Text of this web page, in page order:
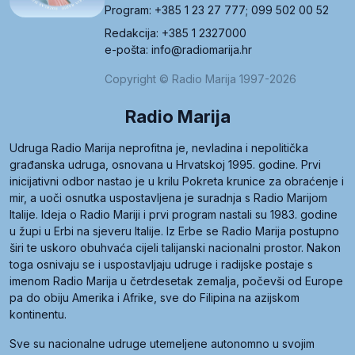
Program: +385 1 23 27 777; 099 502 00 52
Redakcija: +385 1 2327000
e-pošta: info@radiomarija.hr
Copyright © Radio Marija 1997-2026
Radio Marija
Udruga Radio Marija neprofitna je, nevladina i nepolitička
građanska udruga, osnovana u Hrvatskoj 1995. godine. Prvi
inicijativni odbor nastao je u krilu Pokreta krunice za obraćenje i
mir, a uoči osnutka uspostavljena je suradnja s Radio Marijom
Italije. Ideja o Radio Mariji i prvi program nastali su 1983. godine
u župi u Erbi na sjeveru Italije. Iz Erbe se Radio Marija postupno
širi te uskoro obuhvaća cijeli talijanski nacionalni prostor. Nakon
toga osnivaju se i uspostavljaju udruge i radijske postaje s
imenom Radio Marija u četrdesetak zemalja, počevši od Europe
pa do obiju Amerika i Afrike, sve do Filipina na azijskom
kontinentu.
Sve su nacionalne udruge utemeljene autonomno u svojim